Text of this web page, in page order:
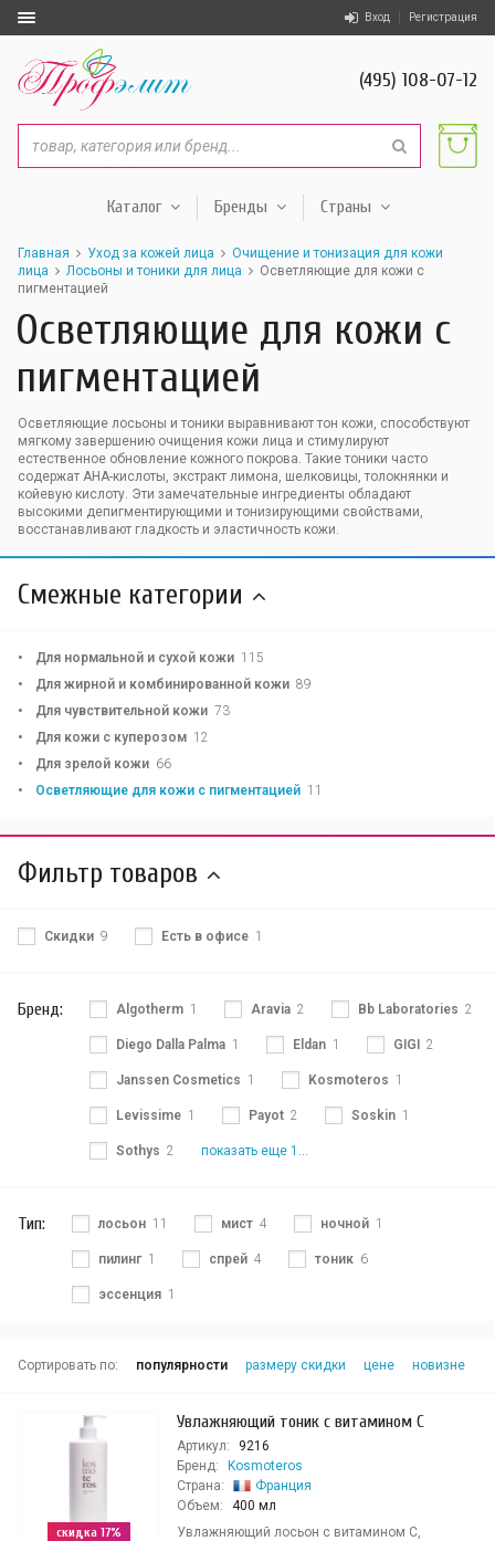
Вход Регистрация
(495) 108-07-12
Каталог Бренды Страны
Главная Уход за кожей лица
Очищение и тонизация для кожи
лица
Лосьоны и тоники для лица
Осветляющие для кожи с
пигментацией
Осветляющие для кожи с
пигментацией
Осветляющие лосьоны и тоники выравнивают тон кожи, способствуют
мягкому завершению очищения кожи лица и стимулируют
естественное обновление кожного покрова. Такие тоники часто
содержат AHA-кислоты, экстракт лимона, шелковицы, толокнянки и
койевую кислоту. Эти замечательные ингредиенты обладают
высокими депигментирующими и тонизирующими свойствами,
восстанавливают гладкость и эластичность кожи.
Смежные категории
Для нормальной и сухой кожи 115
Для жирной и комбинированной кожи 89
Для чувствительной кожи 73
Для кожи с куперозом 12
Для зрелой кожи 66
Осветляющие для кожи с пигментацией 11
Фильтр товаров
Скидки 9 Есть в офисе 1
Бренд: Algotherm 1 Aravia 2 Bb Laboratories 2
Diego Dalla Palma 1 Eldan 1 GIGI 2
Janssen Cosmetics 1 Kosmoteros 1
Levissime 1 Payot 2 Soskin 1
Sothys 2 показать еще 1...
Тип: лосьон 11 мист 4 ночной 1
пилинг 1 спрей 4 тоник 6
эссенция 1
Сортировать по: популярности размеру скидки цене новизне
скидка 17%
Увлажняющий тоник с витамином С
Артикул:
9216
Бренд:
Kosmoteros
Страна:
Франция
Объем:
400 мл
Увлажняющий лосьон с витамином С,